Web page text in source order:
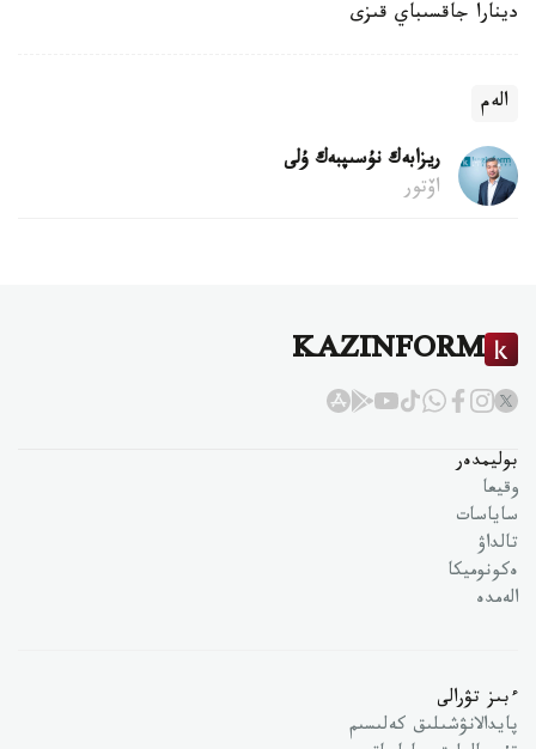
دينارا جاقسىباي قىزى
الەم
ريزابەك نۇسىپبەك ۇلى
اۆتور
KAZINFORM
بوليمدەر
وقيعا
ساياسات
تالداۋ
ەكونوميكا
الەمدە
ءبىز تۋرالى
پايدالانۋشىلىق كەلىسىم